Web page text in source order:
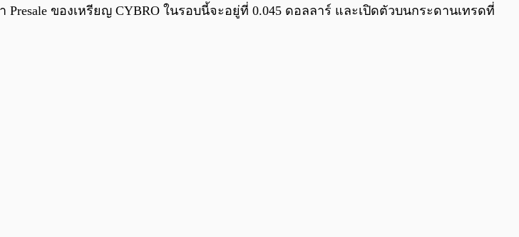
ของเหรียญ CYBRO ในรอบนี้จะอยู่ที่ 0.045 ดอลลาร์ และเปิดตัวบนกระดานเทรดที่